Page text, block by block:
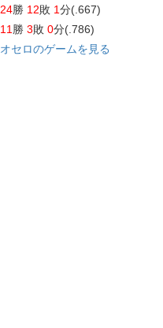
24勝 12敗 1分(.667)
11 勝 3敗 0分(.786)
オセロのゲームを見る